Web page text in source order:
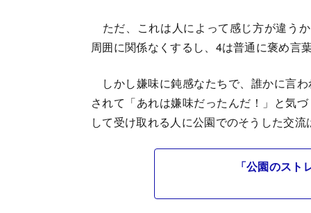
ただ、これは人によって感じ方が違う
周囲に関係なくするし、4は普通に褒め言
しかし嫌味に鈍感なたちで、誰かに言
されて「あれは嫌味だったんだ！」と気
して受け取れる人に公園でのそうした交
「公園のス